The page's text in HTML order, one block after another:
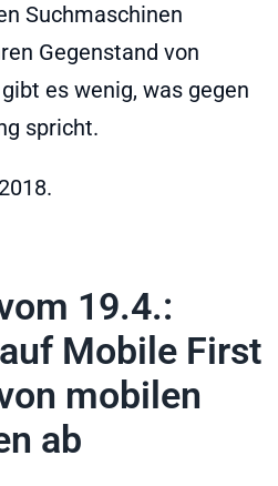
Suchmaschinen
Gegenstand von
es wenig, was gegen
spricht.
.
19.4.:
Mobile First
mobilen
ab